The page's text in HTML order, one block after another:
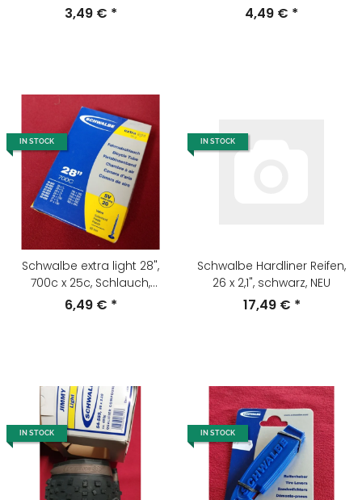
Sclaverand-Ventil, NEU
3,49 € * 4,49 € *
IN STOCK
Schwalbe extra light 28",
700c x 25c, Schlauch,
Sclaverand/Presta Ventil,
6,49 € *
IN STOCK
Schwalbe Hardliner Reifen,
26 x 2,1", schwarz, NEU
17,49 € *
IN STOCK IN STOCK